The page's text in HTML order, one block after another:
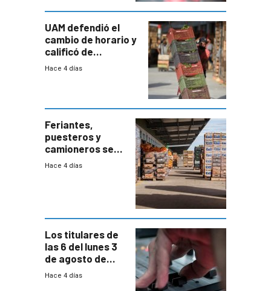
UAM defendió el
cambio de horario y
calificó de
“desproporcionado”
Hace 4 días
Feriantes,
puesteros y
camioneros se
movilizaron en
Hace 4 días
Los titulares de
las 6 del lunes 3
de agosto de
2026
Hace 4 días